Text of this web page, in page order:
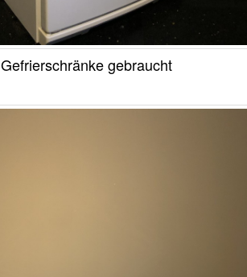
Gefrierschränke gebraucht